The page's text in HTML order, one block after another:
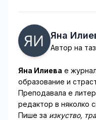
Яна
Автор на
Яна Илиева е
образование и
Преподавала е
редактор в няколко
Пише за изкуство,